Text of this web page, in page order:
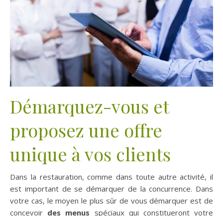
Démarquez-vous et
proposez une offre
unique à vos clients
Dans la restauration, comme dans toute autre activité, il
est important de se démarquer de la concurrence. Dans
votre cas, le moyen le plus sûr de vous démarquer est de
concevoir des menus spéciaux qui constitueront votre